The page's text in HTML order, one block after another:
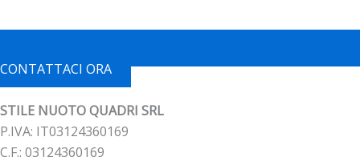
CONTATTACI ORA
STILE NUOTO QUADRI SRL
P.IVA: IT03124360169
C.F.: 03124360169